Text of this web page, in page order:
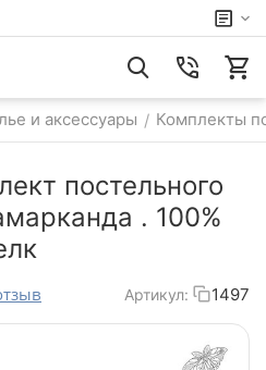
и аксессуары / Комплекты
постельного
. 100%
Артикул: 1497